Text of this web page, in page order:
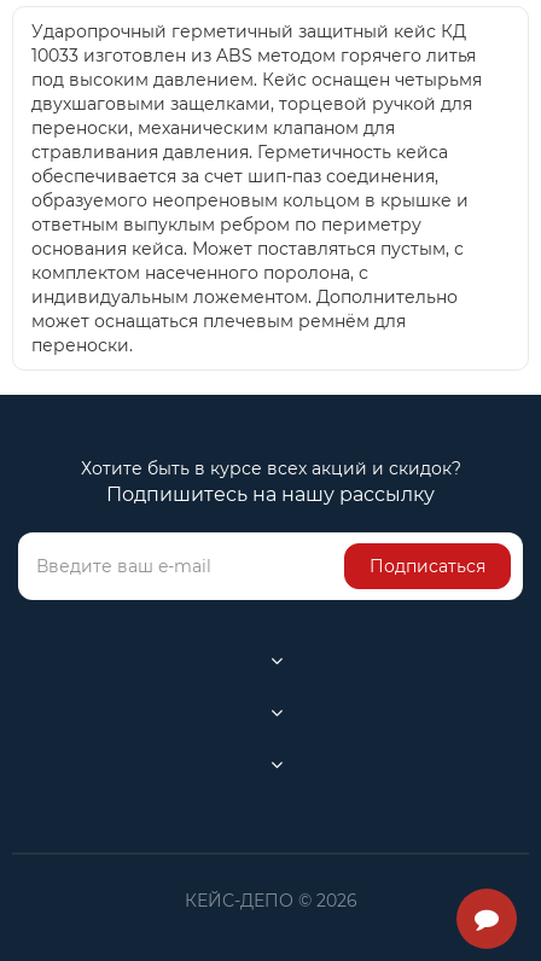
Ударопрочный герметичный защитный кейс КД
10033 изготовлен из ABS методом горячего литья
под высоким давлением. Кейс оснащен четырьмя
двухшаговыми защелками, торцевой ручкой для
переноски, механическим клапаном для
стравливания давления. Герметичность кейса
обеспечивается за счет шип-паз соединения,
образуемого неопреновым кольцом в крышке и
ответным выпуклым ребром по периметру
основания кейса. Может поставляться пустым, с
комплектом насеченного поролона, с
индивидуальным ложементом. Дополнительно
может оснащаться плечевым ремнём для
переноски.
Хотите быть в курсе всех акций и скидок?
Подпишитесь на нашу рассылку
Подписаться
КЕЙС-ДЕПО © 2026